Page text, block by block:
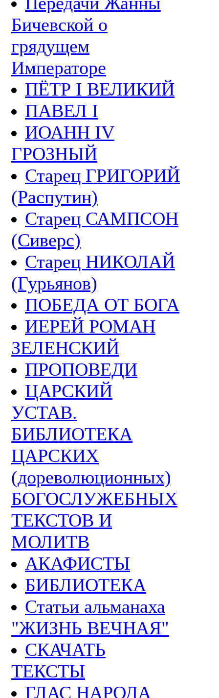
Бичевской о
грядущем
Императоре
ПЁТР I ВЕЛИКИЙ
ПАВЕЛ I
ИОАНН IV
ГРОЗНЫЙ
Старец ГРИГОРИЙ
(Распутин)
Старец САМПСОН
(Сиверс)
Старец НИКОЛАЙ
(Гурьянов)
ПОБЕДА ОТ БОГА
ИЕРЕЙ РОМАН
ЗЕЛЕНСКИЙ
ПРОПОВЕДИ
ЦАРСКИЙ
УСТАВ.
БИБЛИОТЕКА
ЦАРСКИХ
(дореволюционных)
БОГОСЛУЖЕБНЫХ
ТЕКСТОВ И
МОЛИТВ
АКАФИСТЫ
БИБЛИОТЕКА
Статьи альманаха
"ЖИЗНЬ ВЕЧНАЯ"
СКАЧАТЬ
ТЕКСТЫ
ГЛАС НАРОДА